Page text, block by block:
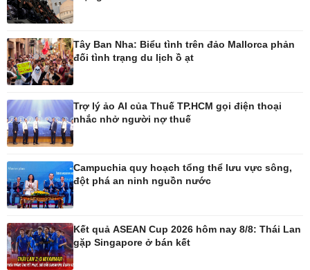
Kinh tế
Bất động sản
Khởi nghiệp
Thị trường
Giá vàng
Chứng khoán
Giá cà phê
Pháp luật
Vụ án
Tin nóng
Tư vấn luật
Bóng đá quốc tế
Bóng đá Việt Nam
Tây Ban Nha: Biểu tình trên đảo Mallorca phản
đối tình trạng du lịch ồ ạt
Trợ lý ảo AI của Thuế TP.HCM gọi điện thoại
nhắc nhở người nợ thuế
Campuchia quy hoạch tổng thể lưu vực sông,
đột phá an ninh nguồn nước
Kết quả ASEAN Cup 2026 hôm nay 8/8: Thái Lan
gặp Singapore ở bán kết